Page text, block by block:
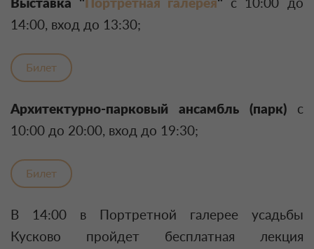
14:00, вход до 13:30;
Билет
Архитектурно-парковый ансамбль (парк) с
10:00 до 20:00, вход до 19:30;
Билет
В 14:00 в Портретной галерее усадьбы
Кусково пройдет бесплатная лекция